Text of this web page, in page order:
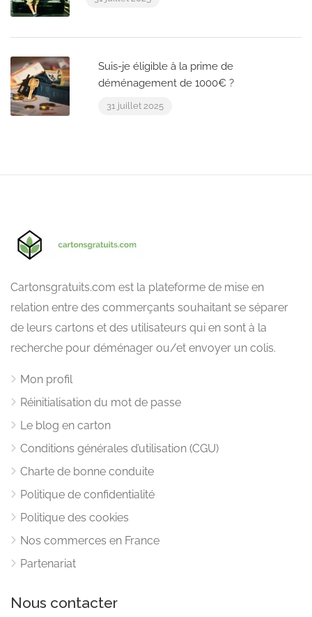
Suis-je éligible à la prime de
déménagement de 1000€ ?
31 juillet 2025
Cartonsgratuits.com est la plateforme de mise en
relation entre des commerçants souhaitant se séparer
de leurs cartons et des utilisateurs qui en sont à la
recherche pour déménager ou/et envoyer un colis.
Mon profil
Réinitialisation du mot de passe
Le blog en carton
Conditions générales d’utilisation (CGU)
Charte de bonne conduite
Politique de confidentialité
Politique des cookies
Nos commerces en France
Partenariat
Nous contacter